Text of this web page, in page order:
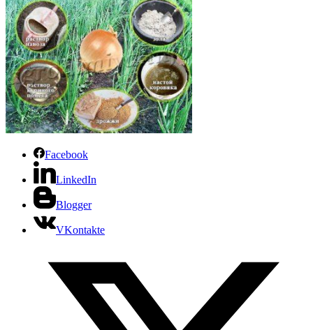
Facebook
LinkedIn
Blogger
VKontakte